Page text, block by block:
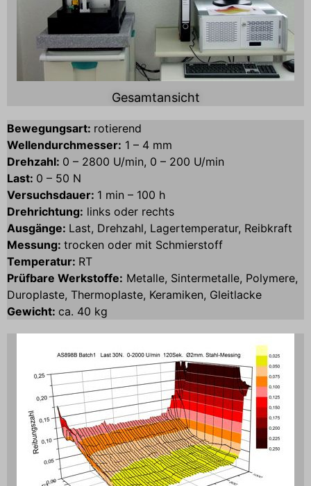
Gesamtansicht
Bewegungsart: rotierend
Wellendurchmesser: 1 – 4 mm
Drehzahl: 0 – 2800 U/min, 0 – 200 U/min
Last: 0 – 50 N
Versuchsdauer: 1 min – 100 h
Drehrichtung: links oder rechts
Ausgänge: Last, Drehzahl, Lagertemperatur, Reibkraft
Messung: trocken oder mit Schmierstoff
Temperatur: RT
Prüfbare Werkstoffe: Metalle, Sintermetalle, Polymere,
Duroplaste, Thermoplaste, Keramiken, Gleitlacke
Gewicht: ca. 40 kg